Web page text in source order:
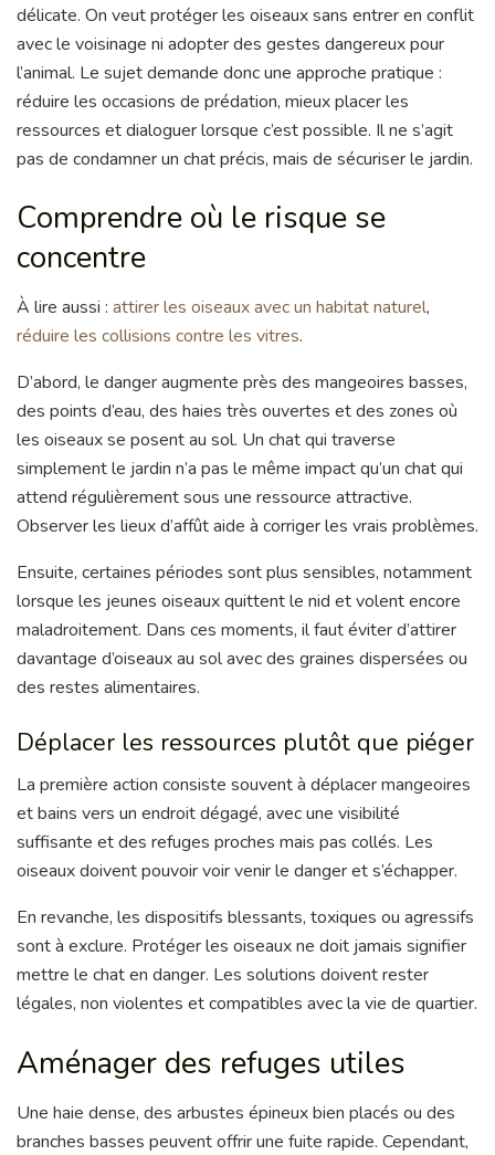
délicate. On veut protéger les oiseaux sans entrer en conflit
avec le voisinage ni adopter des gestes dangereux pour
l’animal. Le sujet demande donc une approche pratique :
réduire les occasions de prédation, mieux placer les
ressources et dialoguer lorsque c’est possible. Il ne s’agit
pas de condamner un chat précis, mais de sécuriser le jardin.
Comprendre où le risque se
concentre
À lire aussi : attirer les oiseaux avec un habitat naturel,
réduire les collisions contre les vitres.
D’abord, le danger augmente près des mangeoires basses,
des points d’eau, des haies très ouvertes et des zones où
les oiseaux se posent au sol. Un chat qui traverse
simplement le jardin n’a pas le même impact qu’un chat qui
attend régulièrement sous une ressource attractive.
Observer les lieux d’affût aide à corriger les vrais problèmes.
Ensuite, certaines périodes sont plus sensibles, notamment
lorsque les jeunes oiseaux quittent le nid et volent encore
maladroitement. Dans ces moments, il faut éviter d’attirer
davantage d’oiseaux au sol avec des graines dispersées ou
des restes alimentaires.
Déplacer les ressources plutôt que piéger
La première action consiste souvent à déplacer mangeoires
et bains vers un endroit dégagé, avec une visibilité
suffisante et des refuges proches mais pas collés. Les
oiseaux doivent pouvoir voir venir le danger et s’échapper.
En revanche, les dispositifs blessants, toxiques ou agressifs
sont à exclure. Protéger les oiseaux ne doit jamais signifier
mettre le chat en danger. Les solutions doivent rester
légales, non violentes et compatibles avec la vie de quartier.
Aménager des refuges utiles
Une haie dense, des arbustes épineux bien placés ou des
branches basses peuvent offrir une fuite rapide. Cependant,